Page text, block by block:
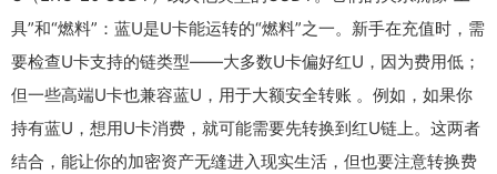
具”和“燃料”：蓝U是U卡能运转的“燃料”之一。新手在充值时，需
要检查U卡支持的链类型——大多数U卡偏好红U，因为费用低；
但一些高端U卡也兼容蓝U，用于大额安全转账 。例如，如果你
持有蓝U，想用U卡消费，就可能需要先转换到红U链上。这两者
结合，能让你的加密资产无缝进入现实生活，但也要注意转换费